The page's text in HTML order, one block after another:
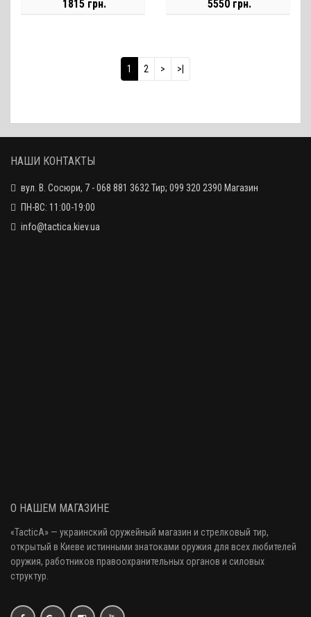
1815 грн. 5550 грн.
1 2 > >|
НАШИ КОНТАКТЫ
вул. В. Сосюри, 7 - 068 881 3632 Тир; 099 320 2390 Магазин
ПН-ВС: 11:00-19:00
info@tactica.kiev.ua
О НАШЕМ МАГАЗИНЕ
«TacticA» — украинский оружейный магазин и стрелковый тир,
открытый в Киеве истинными знатоками оружия для всех любителей
оружия, работников правоохранительных органов и силовых
структур.